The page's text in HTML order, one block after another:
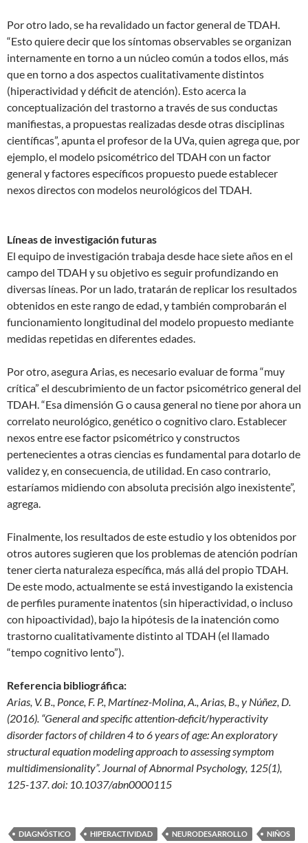
Por otro lado, se ha revalidado un factor general de TDAH.
“Esto quiere decir que los síntomas observables se organizan
internamente en torno a un núcleo común a todos ellos, más
que en torno a dos aspectos cualitativamente distintos
(hiperactividad y déficit de atención). Esto acerca la
conceptualización del trastorno a través de sus conductas
manifiestas, a propuestas realizadas desde otras disciplinas
científicas”, apunta el profesor de la UVa, quien agrega que, por
ejemplo, el modelo psicométrico del TDAH con un factor
general y factores específicos propuesto puede establecer
nexos directos con modelos neurológicos del TDAH.
Líneas de investigación futuras
El equipo de investigación trabaja desde hace siete años en el
campo del TDAH y su objetivo es seguir profundizando en
diversas líneas. Por un lado, tratarán de replicar los resultados
obtenidos en este rango de edad, y también comprobarán el
funcionamiento longitudinal del modelo propuesto mediante
medidas repetidas en diferentes edades.
Por otro, asegura Arias, es necesario evaluar de forma “muy
crítica” el descubrimiento de un factor psicométrico general del
TDAH. “Esa dimensión G o causa general no tiene por ahora un
correlato neurológico, genético o cognitivo claro. Establecer
nexos entre ese factor psicométrico y constructos
pertenecientes a otras ciencias es fundamental para dotarlo de
validez y, en consecuencia, de utilidad. En caso contrario,
estaríamos midiendo con absoluta precisión algo inexistente”,
agrega.
Finalmente, los resultados de este estudio y los obtenidos por
otros autores sugieren que los problemas de atención podrían
tener cierta naturaleza específica, más allá del propio TDAH.
De este modo, actualmente se está investigando la existencia
de perfiles puramente inatentos (sin hiperactividad, o incluso
con hipoactividad), bajo la hipótesis de la inatención como
trastorno cualitativamente distinto al TDAH (el llamado
“tempo cognitivo lento”).
Referencia bibliográfica:
Arias, V. B., Ponce, F. P., Martínez-Molina, A., Arias, B., y Núñez, D.
(2016). “General and specific attention-deficit/hyperactivity
disorder factors of children 4 to 6 years of age: An exploratory
structural equation modeling approach to assessing symptom
multidimensionality”. Journal of Abnormal Psychology, 125(1),
125-137. doi: 10.1037/abn0000115
DIAGNÓSTICO HIPERACTIVIDAD NEURODESARROLLO
NIÑOS